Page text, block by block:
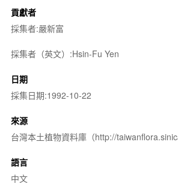
貢獻者
採集者:嚴新富
採集者（英文）:Hsin-Fu Yen
日期
採集日期:1992-10-22
來源
台灣本土植物資料庫（http://
語言
中文